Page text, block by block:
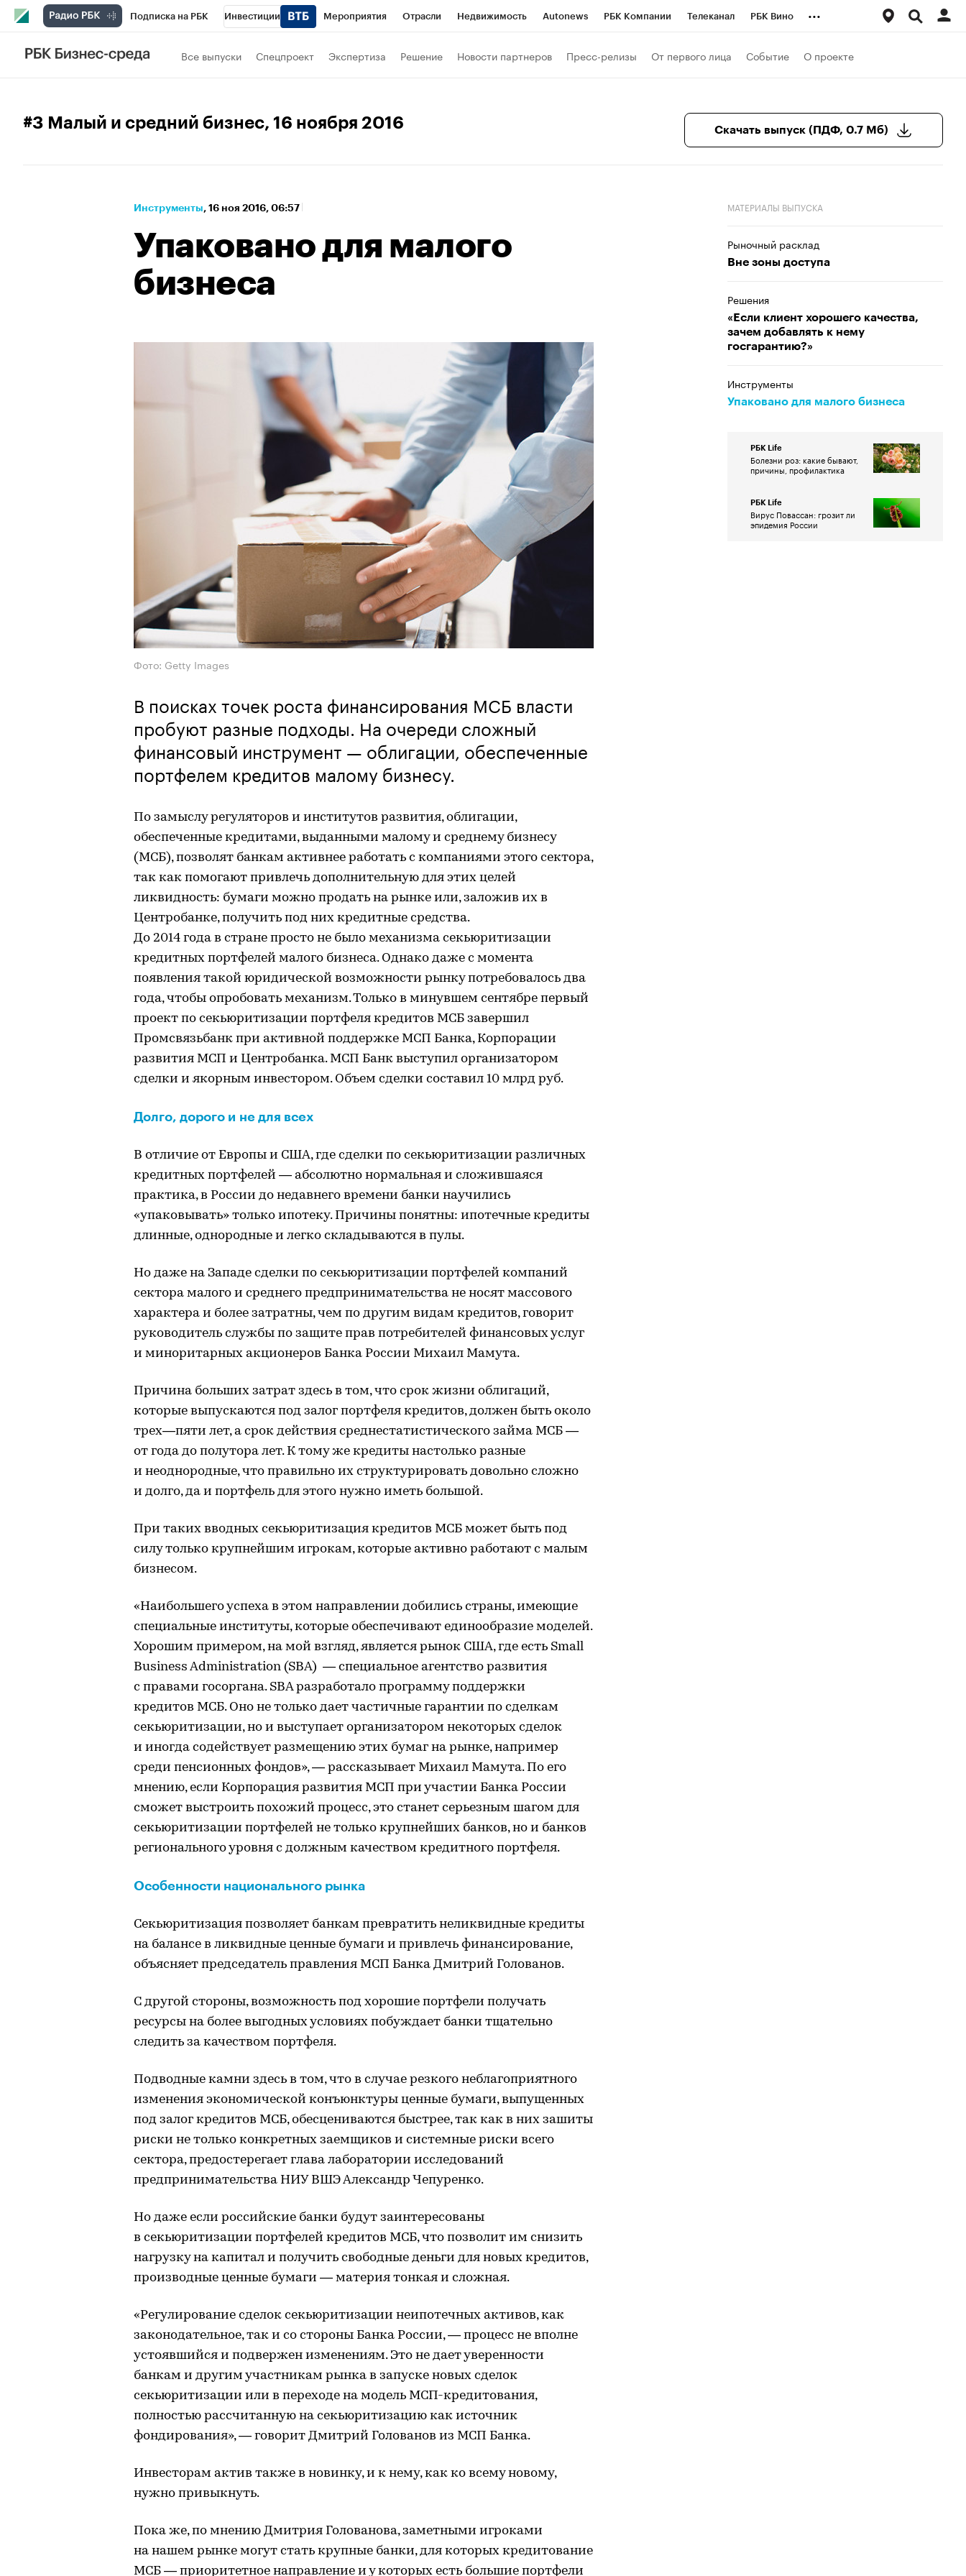
Подписка на РБК Инвестиции Мероприятия Отрасли Недвижимость Autonews РБК Компании Телеканал РБК Вино
Спорт
Спецпроекты СПб Спецпроекты Бизнес
...
Все выпуски Спецпроект Экспертиза Решение Новости партнеров Пресс-релизы От первого лица Событие О проекте
#3 Малый и средний бизнес, 16 ноября 2016 Скачать выпуск (ПДФ, 0.7 Мб)
Инструменты⁠, 16 ноя 2016, 06:57
Упаковано для малого
бизнеса
Фото: Getty Images
В поисках точек роста финансирования МСБ власти
пробуют разные подходы. На очереди сложный
финансовый инструмент — облигации, обеспеченные
портфелем кредитов малому бизнесу.
​По замыслу регуляторов и институтов развития, облигации,
обеспеченные кредитами, выданными малому и среднему бизнесу
(МСБ), позволят банкам активнее работать с компаниями этого сектора,
так как помогают привлечь дополнительную для этих целей
ликвидность: бумаги можно продать на рынке или, заложив их в
Центробанке, получить под них кредитные средства.
До 2014 года в стране просто не было механизма секьюритизации
кредитных портфелей малого бизнеса. Однако даже с момента
появления такой юридической возможности рынку потребовалось два
года, чтобы опробовать механизм. Только в минувшем сентябре первый
проект по секьюритизации портфеля кредитов МСБ завершил
Промсвязьбанк при активной поддержке МСП Банка, Корпорации
развития МСП и Центробанка. МСП Банк выступил организатором
сделки и якорным инвестором. Объем сделки составил 10 млрд руб.
Долго, дорого и не для всех
В отличие от Европы и США, где сделки по секьюритизации различных
кредитных портфелей — абсолютно нормальная и сложившаяся
практика, в России до недавнего времени банки научились
«упаковывать» только ипотеку. Причины понятны: ипотечные кредиты
длинные, однородные и легко складываются в пулы.
Но даже на Западе сделки по секьюритизации портфелей компаний
сектора малого и среднего предпринимательства не носят массового
характера и более затратны, чем по другим видам кредитов, говорит
руководитель службы по защите прав потребителей финансовых услуг
и миноритарных акционеров Банка России Михаил Мамута.
Причина больших затрат здесь в том, что срок жизни облигаций,
которые выпускаются под залог портфеля кредитов, должен быть около
трех—пяти лет, а срок действия среднестатистического займа МСБ —
от года до полутора лет. К тому же кредиты настолько разные
и неоднородные, что правильно их структурировать довольно сложно
и долго, да и портфель для этого нужно иметь большой.
При таких вводных секьюритизация кредитов МСБ может быть под
силу только крупнейшим игрокам, которые активно работают с малым
бизнесом.
«Наибольшего успеха в этом направлении добились страны, имеющие
специальные институты, которые обеспечивают единообразие моделей.
Хорошим примером, на мой взгляд, является рынок США, где есть Small
Business Administration (SBA) — специальное агентство развития
с правами госоргана. SBA разработало программу поддержки
кредитов МСБ. Оно не только дает частичные гарантии по сделкам
секьюритизации, но и выступает организатором некоторых сделок
и иногда содействует размещению этих бумаг на рынке, например
среди пенсионных фондов», — рассказывает Михаил Мамута. По его
мнению, если Корпорация развития МСП при участии Банка России
сможет выстроить похожий процесс, это станет серьезным шагом для
секьюритизации портфелей не только крупнейших банков, но и банков
регионального уровня с должным качеством кредитного портфеля.
Особенности национального рынка
Секьюритизация позволяет банкам превратить неликвидные кредиты
на балансе в ликвидные ценные бумаги и привлечь финансирование,
объясняет председатель правления МСП Банка Дмитрий Голованов.
С другой стороны, возможность под хорошие портфели получать
ресурсы на более выгодных условиях побуждает банки тщательно
следить за качеством портфеля.
Подводные камни здесь в том, что в случае резкого неблагоприятного
изменения экономической конъюнктуры ценные бумаги, выпущенных
под залог кредитов МСБ, обесцениваются быстрее, так как в них зашиты
риски не только конкретных заемщиков и системные риски всего
сектора, предостерегает глава лаборатории исследований
предпринимательства НИУ ВШЭ Александр Чепуренко.
Но даже если российские банки будут заинтересованы
в секьюритизации портфелей кредитов МСБ, что позволит им снизить
нагрузку на капитал и получить свободные деньги для новых кредитов,
производные ценные бумаги — материя тонкая и сложная.
«Регулирование сделок секьюритизации неипотечных активов, как
законодательное, так и со стороны Банка России, — процесс не вполне
устоявшийся и подвержен изменениям. Это не дает уверенности
банкам и другим участникам рынка в запуске новых сделок
секьюритизации или в переходе на модель МСП-кредитования,
полностью рассчитанную на секьюритизацию как источник
фондирования», — говорит Дмитрий Голованов из МСП Банка.
Инвесторам актив также в новинку, и к нему, как ко всему новому,
нужно привыкнуть.
Пока же, по мнению Дмитрия Голованова, заметными игроками
на нашем рынке могут стать крупные банки, для которых кредитование
МСБ — приоритетное направление и у которых есть большие портфели
МАТЕРИАЛЫ ВЫПУСКА
Рыночный расклад
Вне зоны доступа
Решения
«Если клиент хорошего качества,
зачем добавлять к нему
госгарантию?»
Инструменты
Упаковано для малого бизнеса
РБК Life
Болезни роз: какие бывают,
причины, профилактика
РБК Life
Вирус Повассан: грозит ли
эпидемия России